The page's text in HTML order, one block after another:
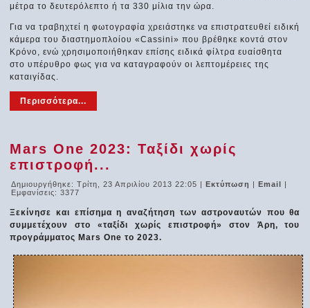
μέτρα το δευτερόλεπτο ή τα 330 μίλια την ώρα.
Για να τραβηχτεί η φωτογραφία χρειάστηκε να επιστρατευθεί ειδική
κάμερα του διαστημοπλοίου «Cassini» που βρέθηκε κοντά στον
Κρόνο, ενώ χρησιμοποιήθηκαν επίσης ειδικά φίλτρα ευαίσθητα
στο υπέρυθρο φως για να καταγραφούν οι λεπτομέρειες της
καταιγίδας.
Περισσότερα...
Mars One 2023: Ταξίδι χωρίς
επιστροφή...
Δημιουργήθηκε: Τρίτη, 23 Απριλίου 2013 22:05 |Εκτύπωση |Email |
Εμφανίσεις: 3377
Ξεκίνησε και επίσημα η αναζήτηση των αστροναυτών που θα
συμμετέχουν στο «ταξίδι χωρίς επιστροφή» στον Άρη, του
προγράμματος Mars One το 2023.